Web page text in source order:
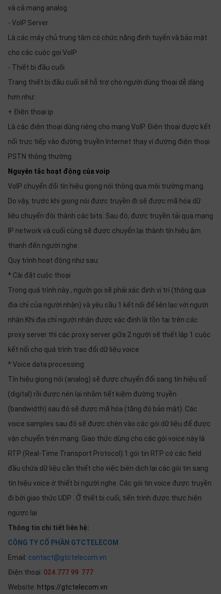
và cả mạng analog
- VoIP Server
Là các máy chủ trung tâm có chức năng định tuyến và bảo mật
cho các cuộc gọi VoIP
- Thiết bị đầu cuối
Trang thiết bị đầu cuối sẽ hỗ trợ cho người dùng thoại dễ dàng
hơn như:
+ Điện thoại ip
Là các điện thoại dùng riêng cho mạng VoIP. Điện thoại được kết
nối trực tiếp vào đường truyền Internet thay vì đường điện thoại
PSTN thông thường.
Nguyên tắc hoạt động của voip
VoIP chuyển đổi tín hiệu giọng nói thông qua môi trường mạng.
Do vậy, trước khi giọng nói được truyền đi sẽ được mã hóa dữ
liệu chuyển đôi thành các bits. Sau đó, được truyền tải qua mạng
IP network và cuối cùng sẽ được chuyển lại thành tín hiệu âm
thanh đến người nghe.
Quy trình hoạt động như sau:
* Cài đặt cuộc thoại
Trong quá trình này , người gọi sẽ phải xác định vị trí (thông qua
địa chỉ của người nhận) và yêu cầu 1 kết nối để liên lạc với người
nhận.Khi địa chỉ người nhận được xác định là tồn tại trên các
proxy server thì các proxy server giữa 2 người sẽ thiết lập 1 cuộc
kết nối cho quá trình trao đổi dữ liệu voice
* Voice data processing:
Tín hiệu giọng nói (analog) sẽ được chuyển đổi sang tín hiệu số
(digital) rồi được nén lại nhằm tiết kiệm đường truyền
(bandwidth) sau đó sẽ được mã hóa (tăng độ bảo mật). Các
voice samples sau đó sẽ được chèn vào các gói dữ liệu để được
vận chuyển trên mạng. Giao thức dùng cho các gói voice này là
RTP (Real-Time Transport Protocol).1 gói tin RTP có các field
đầu chứa dữ liệu cần thiết cho việc biên dịch lại các gói tin sang
tín hiệu voice ở thiết bị người nghe. Các gói tin voice được truyền
đi bởi giao thức UDP . Ở thiết bị cuối, tiến trình được thực hiện
ngược lại
Thông tin chi tiết liên hệ:
CÔNG TY CỔ PHẦN GTCTELECOM
Email: contact@gtctelecom.vn
Điện thoại: 024.777 99 777
Website: https://gtctelecom.vn